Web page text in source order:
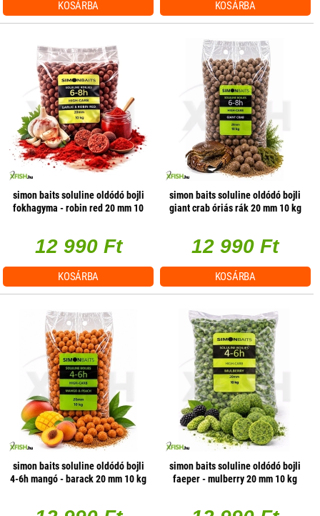
KOSÁRBA KOSÁRBA
simon baits soluline oldódó bojli
fokhagyma - robin red 20 mm 10
12 990 Ft
KOSÁRBA
simon baits soluline oldódó bojli
giant crab óriás rák 20 mm 10 kg
12 990 Ft
KOSÁRBA
simon baits soluline oldódó bojli
4-6h mangó - barack 20 mm 10 kg
simon baits soluline oldódó bojli
faeper - mulberry 20 mm 10 kg